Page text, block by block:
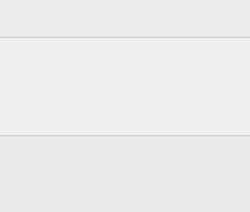
ma vengono costantemente
tendenze del ballo, per
più semplice, anche in maniera
eseguiti su musica Big Band,
Country Western, ecc. Se c'è un
la pagina